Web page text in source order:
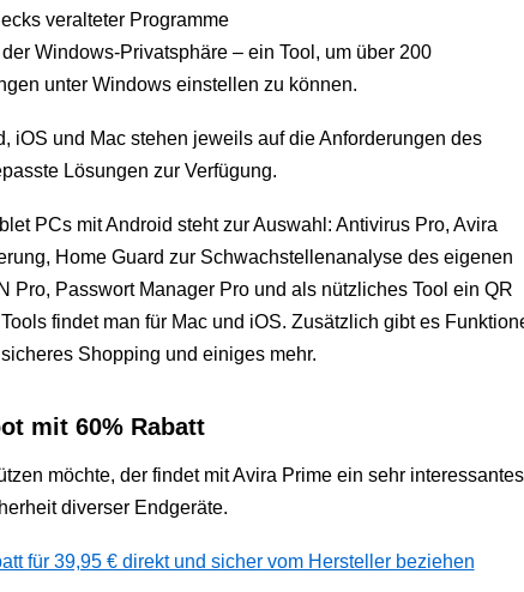
veralteter Programme
Windows-Privatsphäre – ein Tool, um über 200
unter Windows einstellen zu können.
iOS und Mac stehen jeweils auf die Anforderungen des
Lösungen zur Verfügung.
PCs mit Android steht zur Auswahl: Antivirus Pro, Avira
Home Guard zur Schwachstellenanalyse des eigenen
Pro, Passwort Manager Pro und als nützliches Tool ein QR
findet man für Mac und iOS. Zusätzlich gibt es
Shopping und einiges mehr.
mit 60% Rabatt
möchte, der findet mit Avira Prime ein sehr interessantes
diverser Endgeräte.
für 39,95 € direkt und sicher vom Hersteller beziehen